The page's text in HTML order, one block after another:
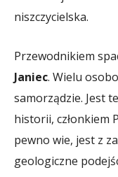
niszczycielska.
Przewodnikiem
Janiec. Wielu
samorządzie. Jest
historii, członkiem
pewno wie, jest z
geologiczne